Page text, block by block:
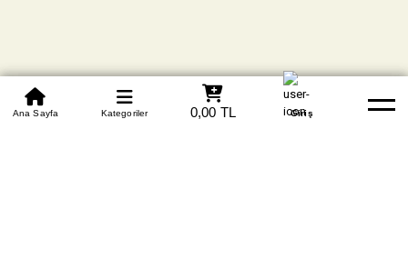
0850 305 09 70
Beden Tablosu Banka Hesapları Whatsapp Yardım
Ana Sayfa Kategoriler 0,00 TL Giriş